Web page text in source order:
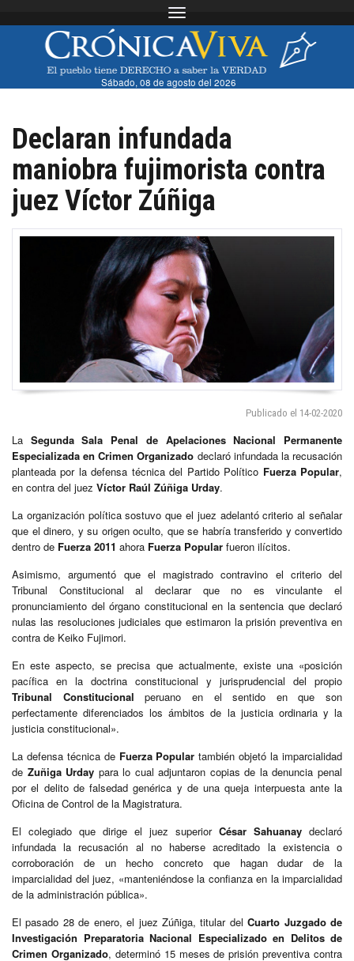
Toggle navigation
Sábado, 08 de agosto del 2026
Declaran infundada
maniobra fujimorista contra
juez Víctor Zúñiga
Publicado el 14-02-2020
La Segunda Sala Penal de Apelaciones Nacional Permanente
Especializada en Crimen Organizado declaró infundada la recusación
planteada por la defensa técnica del Partido Político Fuerza Popular,
en contra del juez Víctor Raúl Zúñiga Urday.
La organización política sostuvo que el juez adelantó criterio al señalar
que el dinero, y su origen oculto, que se habría transferido y convertido
dentro de Fuerza 2011 ahora Fuerza Popular fueron ilícitos.
Asimismo, argumentó que el magistrado contravino el criterio del
Tribunal Constitucional al declarar que no es vinculante el
pronunciamiento del órgano constitucional en la sentencia que declaró
nulas las resoluciones judiciales que estimaron la prisión preventiva en
contra de Keiko Fujimori.
En este aspecto, se precisa que actualmente, existe una «posición
pacífica en la doctrina constitucional y jurisprudencial del propio
Tribunal Constitucional peruano en el sentido en que son
perfectamente diferenciados los ámbitos de la justicia ordinaria y la
justicia constitucional».
La defensa técnica deFuerza Popular también objetó la imparcialidad
de Zuñiga Urday para lo cual adjuntaron copias de la denuncia penal
por el delito de falsedad genérica y de una queja interpuesta ante la
Oficina de Control de la Magistratura.
El colegiado que dirige el juez superior César Sahuanay declaró
infundada la recusación al no haberse acreditado la existencia o
corroboración de un hecho concreto que hagan dudar de la
imparcialidad del juez, «manteniéndose la confianza en la imparcialidad
de la administración pública».
El pasado 28 de enero, el juez Zúñiga, titular delCuarto Juzgado de
Investigación Preparatoria Nacional Especializado en Delitos de
Crimen Organizado, determinó 15 meses de prisión preventiva contra